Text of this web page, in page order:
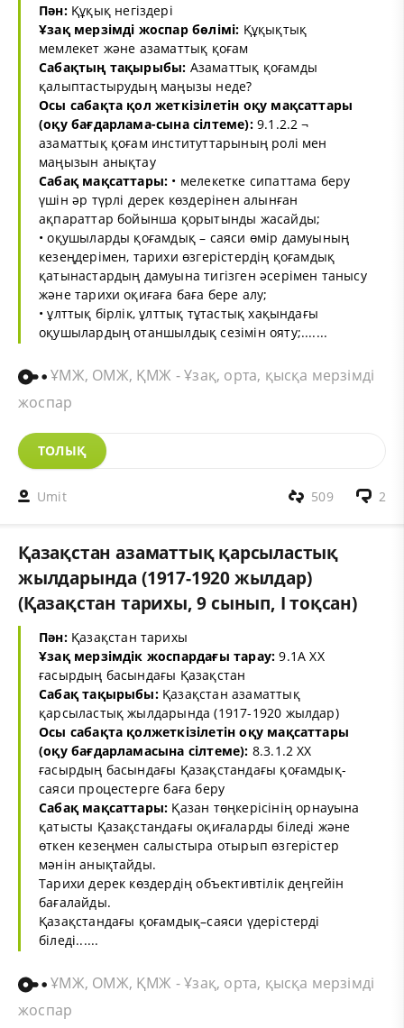
Пән:Құқық негіздері
Ұзақ мерзімді жоспар бөлімі: Құқықтық
мемлекет және азаматтық қоғам
Сабақтың тақырыбы: Азаматтық қоғамды
қалыптастырудың маңызы неде?
Осы сабақта қол жеткізілетін оқу мақсаттары
(оқу бағдарлама-сына сілтеме):9.1.2.2 ¬
азаматтық қоғам институттарының ролі мен
маңызын анықтау
Сабақ мақсаттары: • мелекетке сипаттама беру
үшін әр түрлі дерек көздерінен алынған
ақпараттар бойынша қорытынды жасайды;
• оқушыларды қоғамдық – саяси өмір дамуының
кезеңдерімен, тарихи өзгерістердің қоғамдық
қатынастардың дамуына тигізген әсерімен танысу
және тарихи оқиғаға баға бере алу;
• ұлттық бірлік, ұлттық тұтастық хақындағы
оқушылардың отаншылдық сезімін ояту;.......
ҰМЖ, ОМЖ, ҚМЖ - Ұзақ, орта, қысқа мерзімді
жоспар
ТОЛЫҚ
Umit 2
509
Қазақстан азаматтық қарсыластық
жылдарында (1917-1920 жылдар)
(Қазақстан тарихы, 9 сынып, І тоқсан)
Пән: Қазақстан тарихы
Ұзақ мерзімдік жоспардағы тарау: 9.1А ХХ
ғасырдың басындағы Қазақстан
Сабақ тақырыбы: Қазақстан азаматтық
қарсыластық жылдарында (1917-1920 жылдар)
Осы сабақта қолжеткізілетін оқу мақсаттары
(оқу бағдарламасына сілтеме): 8.3.1.2 XX
ғасырдың басындағы Қазақстандағы қоғамдық-
саяси процестерге баға беру
Сабақ мақсаттары: Қазан төңкерісінің орнауына
қатысты Қазақстандағы оқиғаларды біледі және
өткен кезеңмен салыстыра отырып өзгерістер
мәнін анықтайды.
Тарихи дерек көздердің объективтілік деңгейін
бағалайды.
Қазақстандағы қоғамдық–саяси үдерістерді
біледі......
ҰМЖ, ОМЖ, ҚМЖ - Ұзақ, орта, қысқа мерзімді
жоспар